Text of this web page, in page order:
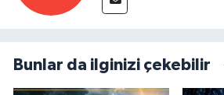
Bunlar da ilginizi çekebilir